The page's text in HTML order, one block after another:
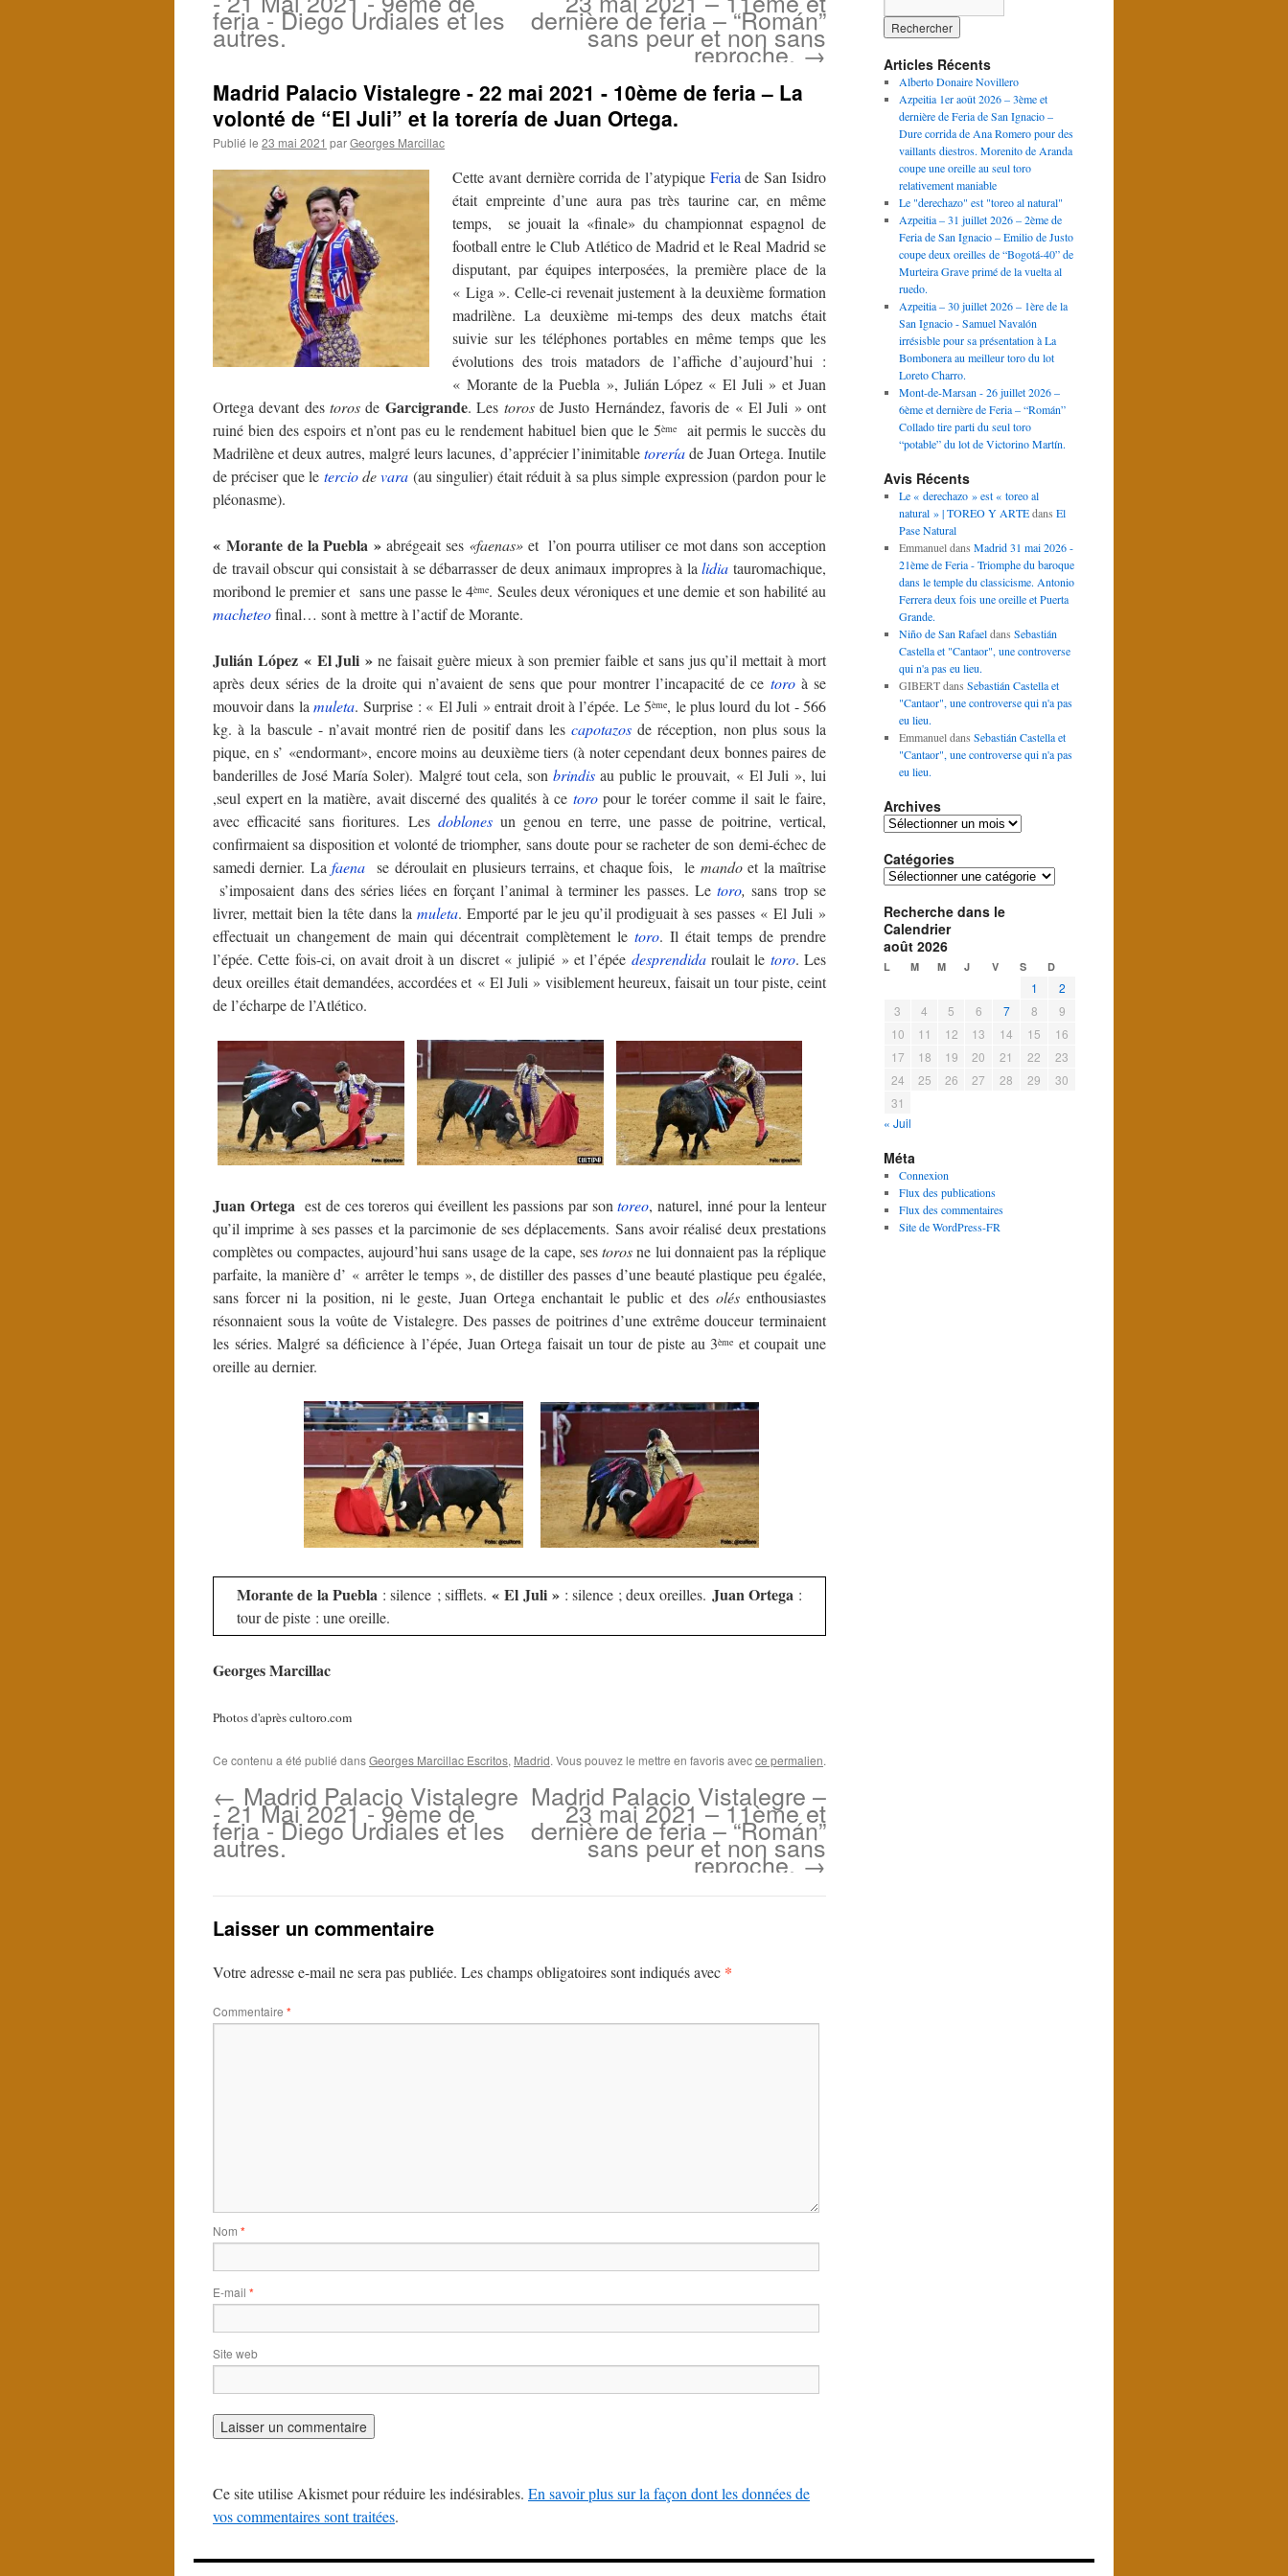
feria - Diego Urdiales et les
autres. dernière de feria – “Román”
sans peur et non sans
reproche.→
Madrid Palacio Vistalegre - 22 mai 2021 - 10ème de feria – La
volonté de “El Juli” et la torería de Juan Ortega.
Publié le 23 mai 2021 parGeorges Marcillac
Cette avant dernière corrida de l’atypique Feria de San Isidro
était empreinte d’une aura pas très taurine car, en même
temps, se jouait la «finale» du championnat espagnol de
football entre le Club Atlético de Madrid et le Real Madrid se
disputant, par équipes interposées, la première place de la
« Liga ». Celle-ci revenait justement à la deuxième formation
madrilène. La deuxième mi-temps des deux matchs était
suivie sur les téléphones portables en même temps que les
évolutions des trois matadors de l’affiche d’aujourd’hui :
« Morante de la Puebla », Julián López « El Juli » et Juan
Ortega devant destoros de Garcigrande. Les torosde Justo Hernández, favoris de « El Juli » ont
ruiné bien des espoirs et n’ont pas eu le rendement habituel bien que le 5ème
ait permis le succès du
Madrilène et deux autres, malgré leurs lacunes, d’apprécier l’inimitabletoreríade Juan Ortega. Inutile
de préciser que le terciodevara (au singulier) était réduit à sa plus simple expression (pardon pour le
pléonasme).
« Morante de la Puebla » abrégeait ses «faenas»et l’on pourra utiliser ce mot dans son acception
de travail obscur qui consistait à se débarrasser de deux animaux impropres à lalidia tauromachique,
moribond le premier et sans une passe le 4ème. Seules deux véroniques et une demie et son habilité au
macheteofinal… sont à mettre à l’actif de Morante.
Julián López « El Juli » ne faisait guère mieux à son premier faible et sans jus qu’il mettait à mort
après deux séries de la droite qui n’avaient de sens que pour montrer l’incapacité de ce toroà se
mouvoir dans lamuleta. Surprise : « El Juli » entrait droit à l’épée. Le 5ème, le plus lourd du lot - 566
kg. à la bascule - n’avait montré rien de positif dans les capotazos de réception, non plus sous la
pique, en s’ «endormant», encore moins au deuxième tiers (à noter cependant deux bonnes paires de
banderilles de José María Soler). Malgré tout cela, son brindis au public le prouvait, « El Juli », lui
,seul expert en la matière, avait discerné des qualités à ce toropour le toréer comme il sait le faire,
avec efficacité sans fioritures. Les doblonesun genou en terre, une passe de poitrine, vertical,
confirmaient sa disposition et volonté de triompher, sans doute pour se racheter de son demi-échec de
samedi dernier. Lafaena se déroulait en plusieurs terrains, et chaque fois, le mandoet la maîtrise
s’imposaient dans des séries liées en forçant l’animal à terminer les passes. Letoro, sans trop se
livrer, mettait bien la tête dans la muleta. Emporté par le jeu qu’il prodiguait à ses passes « El Juli »
effectuait un changement de main qui décentrait complètement le toro. Il était temps de prendre
l’épée. Cette fois-ci, on avait droit à un discret « julipié » et l’épée desprendida roulait le toro. Les
deux oreilles était demandées, accordées et « El Juli » visiblement heureux, faisait un tour piste, ceint
de l’écharpe de l’Atlético.
Juan Ortegaest de ces toreros qui éveillent les passions par sontoreo, naturel, inné pour la lenteur
qu’il imprime à ses passes et la parcimonie de ses déplacements. Sans avoir réalisé deux prestations
complètes ou compactes, aujourd’hui sans usage de la cape, sestorosne lui donnaient pas la réplique
parfaite, la manière d’ « arrêter le temps », de distiller des passes d’une beauté plastique peu égalée,
sans forcer ni la position, ni le geste, Juan Ortega enchantait le public et des olésenthousiastes
résonnaient sous la voûte de Vistalegre. Des passes de poitrines d’une extrême douceur terminaient
les séries. Malgré sa déficience à l’épée, Juan Ortega faisait un tour de piste au 3ème et coupait une
oreille au dernier.
Morante de la Puebla : silence ; sifflets. « El Juli » : silence ; deux oreilles. Juan Ortega :
tour de piste : une oreille.
Georges Marcillac
Photos d'après cultoro.com
Ce contenu a été publié dansGeorges Marcillac Escritos, Madrid. Vous pouvez le mettre en favoris avecce permalien.
← Madrid Palacio Vistalegre
- 21 Mai 2021 - 9ème de
feria - Diego Urdiales et les
autres.
Madrid Palacio Vistalegre –
23 mai 2021 – 11ème et
dernière de feria – “Román”
sans peur et non sans
reproche.→
Laisser un commentaire
Votre adresse e-mail ne sera pas publiée. Les champs obligatoires sont indiqués avec *
Commentaire *
Nom *
E-mail *
Site web
Ce site utilise Akismet pour réduire les indésirables. En savoir plus sur la façon dont les données de
vos commentaires sont traitées.
Articles Récents
Alberto Donaire Novillero
Azpeitia 1er août 2026 – 3ème et
dernière de Feria de San Ignacio –
Dure corrida de Ana Romero pour des
vaillants diestros. Morenito de Aranda
coupe une oreille au seul toro
relativement maniable
Le "derechazo" est "toreo al natural"
Azpeitia – 31 juillet 2026 – 2ème de
Feria de San Ignacio – Emilio de Justo
coupe deux oreilles de “Bogotá-40” de
Murteira Grave primé de la vuelta al
ruedo.
Azpeitia – 30 juillet 2026 – 1ère de la
San Ignacio - Samuel Navalón
irrésisble pour sa présentation à La
Bombonera au meilleur toro du lot
Loreto Charro.
Mont-de-Marsan - 26 juillet 2026 –
6ème et dernière de Feria – “Román”
Collado tire parti du seul toro
“potable” du lot de Victorino Martín.
Avis Récents
Le « derechazo » est « toreo al
natural » | TOREO Y ARTEdans El
Pase Natural
Emmanueldans Madrid 31 mai 2026 -
21ème de Feria - Triomphe du baroque
dans le temple du classicisme. Antonio
Ferrera deux fois une oreille et Puerta
Grande.
Niño de San Rafaeldans Sebastián
Castella et "Cantaor", une controverse
qui n'a pas eu lieu.
GIBERTdans Sebastián Castella et
"Cantaor", une controverse qui n'a pas
eu lieu.
Emmanueldans Sebastián Castella et
"Cantaor", une controverse qui n'a pas
eu lieu.
Archives
Archives
Catégories
Catégories
Recherche dans le
Calendrier
août 2026
L M M J V S D
1
2
3
4 5 6 7 8
9
10
11 12 13 14 15
16
17
18 19 20 21 22
23
24
25 26 27 28 29
30
31
« Juil
Méta
Connexion
Flux des publications
Flux des commentaires
Site de WordPress-FR